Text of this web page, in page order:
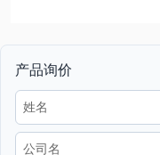
产品询价